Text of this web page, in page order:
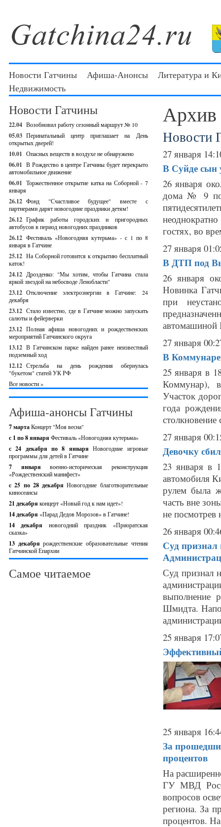
Новости Гатчины Афиша-Анонсы
Литература и
Недвижимость
Новости Гатчины
22.04 Возобновил работу сезонный маршрут № 10
05.03 Перинатальный центр приглашает на День
открытых дверей!
10.01 Опасных веществ в воздухе не обнаружено
06.01 В Рождество в центре Гатчины будет перекрыто
автомобильное движение
06.01 Торжественное открытие катка на Соборной - 7
января
26.12 Фонд "Счастливое будущее" вместе с
партнерами дарят новогодние праздники детям!
26.12 График работы городских и пригородных
автобусов в период новогодних праздников
26.12 Фестиваль «Новогодняя кутерьма» - с 1 по 8
января в Гатчине
25.12 На Соборной готовится к открытию бесплатный
каток!
24.12 Дрозденко: "Мы хотим, чтобы Гатчина стала
яркой звездой на небосводе Ленобласти"
23.12 Отключение электроэнергии в Гатчине: 24
декабря
23.12 Стало известно, где в Гатчине можно запускать
салюты и фейерверки
23.12 Полная афиша новогодних и рождественских
мероприятий Гатчинского округа
13.12 В Гатчинском парке найден ранее неизвестный
подземный ход
12.12 Стрельба на день рождения обернулась
"букетом" статей УК РФ
Все новости »
Афиша-анонсы Гатчины
7 мартаКонцерт "Моя весна"
с 1 по 8 января Фестиваль «Новогодняя кутерьма»
с 24 декабря по 8 январяНовогодние игровые
программы для детей в Гатчине
7 январявоенно-историческая реконструкция
«Рождественский манифест»
c 25 по 28 декабряНовогодние благотворительные
киносеансы
21 декабря концерт «Новый год к нам идет»!
14 декабря «Парад Дедов Морозов» в Гатчине!
14 декабря новогодний праздник «Приоратская
сказка»
13 декабрярождественские образовательные чтения
Гатчинской Епархии
Самое читаемое
Архив
Новости
27 января
В Суйде сын
26 января
дома № 9 по
гостях, во
27 января
В ДТП под
26 января
Новинка
при
27 января
В Коммунаре
25 января в
Коммунар),
Участок
года
27 января
Девочку
23 января в
автомобиля
рулем была
часть вне
не посмотрев
26 января
Суд
Суд признал
выполнение
Шмидта.
25 января
25 января
За
процентов
На
ГУ МВД
вопросов
региона. За
процентов.